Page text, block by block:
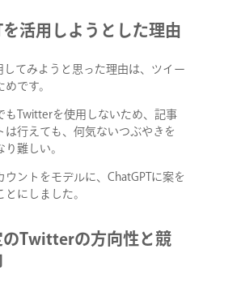
を活用しようとした理由
してみようと思った理由は、ツイー
めです。
もTwitterを使用しないため、記事
は行えても、何気ないつぶやきを
難しい。
ウントをモデルに、ChatGPTに案を
にしました。
のTwitterの方向性と競